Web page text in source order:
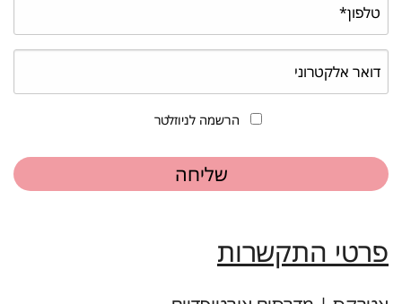
הרשמה לניוזלטר
פרטי התקשרות